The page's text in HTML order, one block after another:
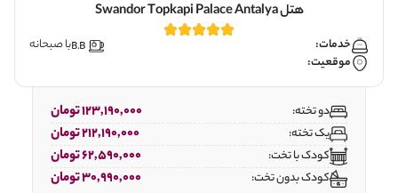
هتل Swandor Topkapi Palace Antalya
خدمات:
با صبحانه
موقعیت:
دو تخته: 123,190,000 تومان
یک تخته: 212,190,000 تومان
کودک با تخت: 62,590,000 تومان
کودک بدون تخت: 30,990,000 تومان